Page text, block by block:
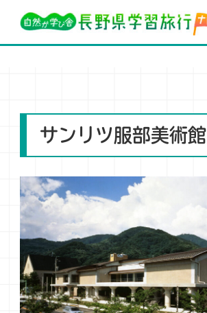
HOME 体験学習
サンリツ服部美術館